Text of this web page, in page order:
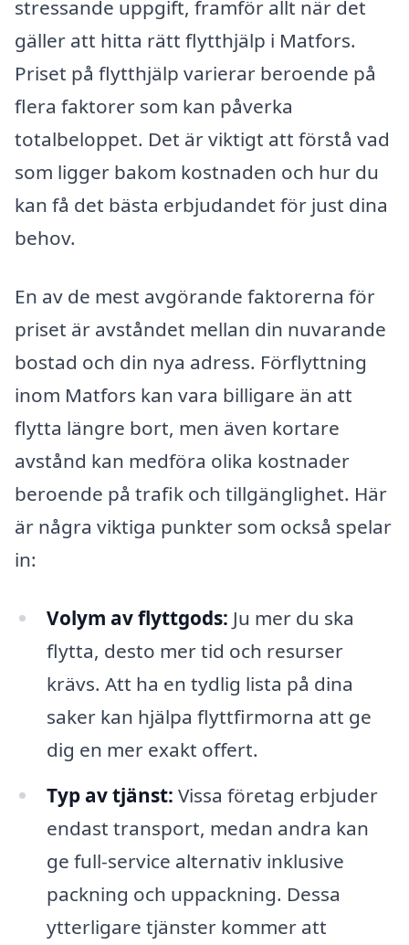
stressande uppgift, framför allt när det
gäller att hitta rätt flytthjälp i Matfors.
Priset på flytthjälp varierar beroende på
flera faktorer som kan påverka
totalbeloppet. Det är viktigt att förstå vad
som ligger bakom kostnaden och hur du
kan få det bästa erbjudandet för just dina
behov.
En av de mest avgörande faktorerna för
priset är avståndet mellan din nuvarande
bostad och din nya adress. Förflyttning
inom Matfors kan vara billigare än att
flytta längre bort, men även kortare
avstånd kan medföra olika kostnader
beroende på trafik och tillgänglighet. Här
är några viktiga punkter som också spelar
in:
Volym av flyttgods: Ju mer du ska
flytta, desto mer tid och resurser
krävs. Att ha en tydlig lista på dina
saker kan hjälpa flyttfirmorna att ge
dig en mer exakt offert.
Typ av tjänst: Vissa företag erbjuder
endast transport, medan andra kan
ge full-service alternativ inklusive
packning och uppackning. Dessa
ytterligare tjänster kommer att